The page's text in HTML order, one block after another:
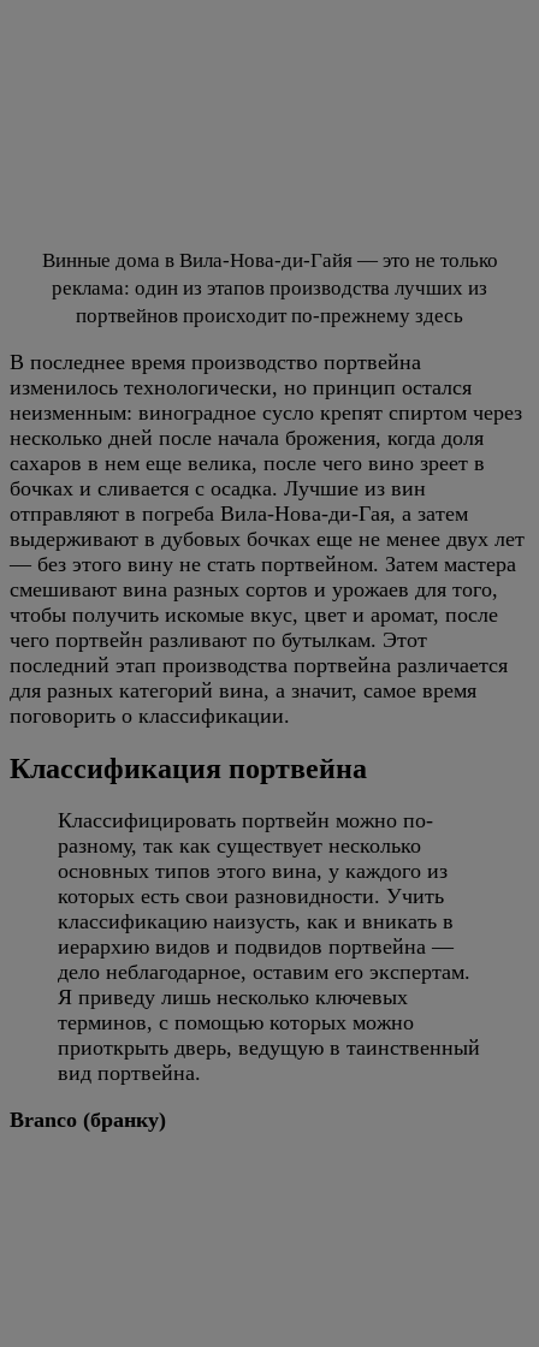
Винные дома в Вила-Нова-ди-Гайя — это не только
реклама: один из этапов производства лучших из
портвейнов происходит по-прежнему здесь
В последнее время производство портвейна
изменилось технологически, но принцип остался
неизменным: виноградное сусло крепят спиртом через
несколько дней после начала брожения, когда доля
сахаров в нем еще велика, после чего вино зреет в
бочках и сливается с осадка. Лучшие из вин
отправляют в погреба Вила-Нова-ди-Гая, а затем
выдерживают в дубовых бочках еще не менее двух лет
— без этого вину не стать портвейном. Затем мастера
смешивают вина разных сортов и урожаев для того,
чтобы получить искомые вкус, цвет и аромат, после
чего портвейн разливают по бутылкам. Этот
последний этап производства портвейна различается
для разных категорий вина, а значит, самое время
поговорить о классификации.
Классификация портвейна
Классифицировать портвейн можно по-
разному, так как существует несколько
основных типов этого вина, у каждого из
которых есть свои разновидности. Учить
классификацию наизусть, как и вникать в
иерархию видов и подвидов портвейна —
дело неблагодарное, оставим его экспертам.
Я приведу лишь несколько ключевых
терминов, с помощью которых можно
приоткрыть дверь, ведущую в таинственный
вид портвейна.
Branco (бранку)